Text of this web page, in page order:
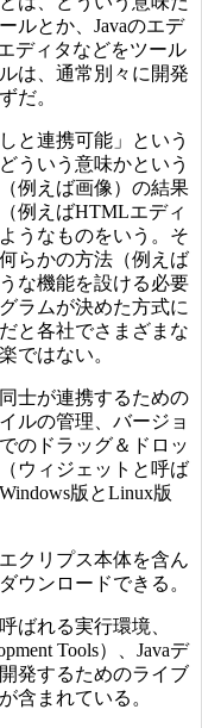
ルとか、Javaのエデ
ディタなどをツール
は、通常別々に開発
だ。
と連携可能」という
ういう意味かという
例えば画像）の結果
例えばHTMLエディ
うなものをいう。そ
らかの方法（例えば
な機能を設ける必要
ラムが決めた方式に
と各社でさまざまな
ではない。
士が連携するための
ルの管理、バージョ
のドラッグ＆ドロッ
ウィジェットと呼ば
版とLinux版
クリプス本体を含ん
ウンロードできる。
ばれる実行環境、
Tools）、Javaデ
発するためのライブ
含まれている。